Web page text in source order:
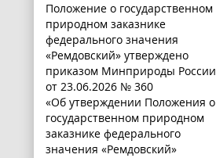
Положение о государственном
природном заказнике
федерального значения
«Ремдовский» утверждено
приказом Минприроды России
от 23.06.2026 № 360
«Об утверждении Положения о
государственном природном
заказнике федерального
значения «Ремдовский»